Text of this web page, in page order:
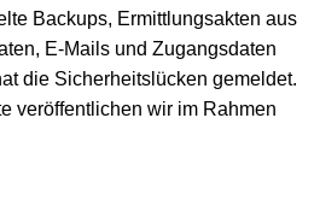
Backups, Ermittlungsakten aus
E-Mails und Zugangsdaten
die Sicherheitslücken gemeldet.
veröffentlichen wir im Rahmen